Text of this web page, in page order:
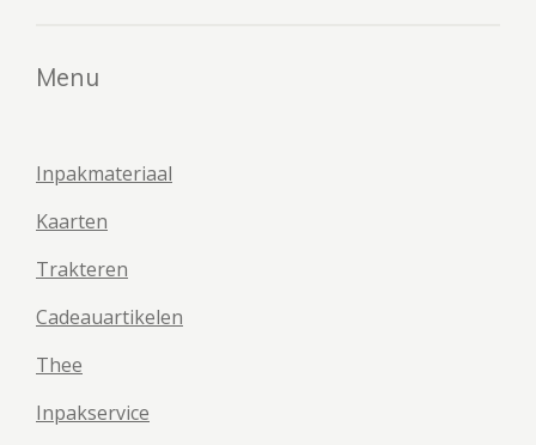
Menu
Inpakmateriaal
Kaarten
Trakteren
Cadeauartikelen
Thee
Inpakservice